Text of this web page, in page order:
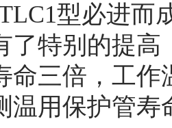
型必进而
了特别的提
命三倍，工作
温用保护管寿